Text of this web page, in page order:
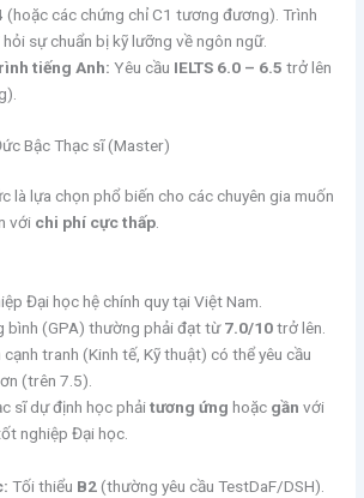
(hoặc các chứng chỉ C1 tương đương). Trình
sự chuẩn bị kỹ lưỡng về ngôn ngữ.
tiếng Anh: Yêu cầu IELTS 6.0 – 6.5 trở lên
Bậc Thạc sĩ (Master)
là lựa chọn phổ biến cho các chuyên gia muốn
với chi phí cực thấp
Đại học hệ chính quy tại Việt Nam.
bình (GPA) thường phải đạt từ7.0/10trở lên.
cạnh tranh (Kinh tế, Kỹ thuật) có thể yêu cầu
(trên 7.5).
sĩ dự định học phảitương ứng hoặc gần với
nghiệp Đại học.
Tối thiểu B2(thường yêu cầu TestDaF/DSH).